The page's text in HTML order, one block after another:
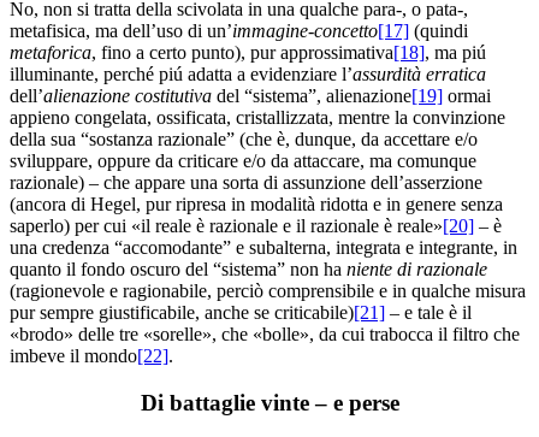
No, non si tratta della scivolata in una qualche para-, o pata-,
metafisica, ma dell’uso di un’immagine-concetto[17] (quindi
metaforica, fino a certo punto), pur approssimativa[18], ma piú
illuminante, perché piú adatta a evidenziare l’assurdità erratica
dell’alienazione costitutiva del “sistema”, alienazione[19] ormai
appieno congelata, ossificata, cristallizzata, mentre la convinzione
della sua “sostanza razionale” (che è, dunque, da accettare e/o
sviluppare, oppure da criticare e/o da attaccare, ma comunque
razionale) – che appare una sorta di assunzione dell’asserzione
(ancora di Hegel, pur ripresa in modalità ridotta e in genere senza
saperlo) per cui «il reale è razionale e il razionale è reale»[20] – è
una credenza “accomodante” e subalterna, integrata e integrante, in
quanto il fondo oscuro del “sistema” non ha niente di razionale
(ragionevole e ragionabile, perciò comprensibile e in qualche misura
pur sempre giustificabile, anche se criticabile)[21] – e tale è il
«brodo» delle tre «sorelle», che «bolle», da cui trabocca il filtro che
imbeve il mondo[22].
Di battaglie vinte – e perse